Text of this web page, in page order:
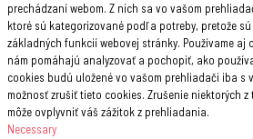
prechádzaní webom. Z nich sa vo vašom
ktoré sú kategorizované podľa potreby, pretože
základných funkcií webovej stránky. Používame
nám pomáhajú analyzovať a pochopiť, ako
cookies budú uložené vo vašom prehliadači iba s
možnosť zrušiť tieto cookies. Zrušenie niektorých
môže ovplyvniť váš zážitok z prehliadania.
Necessary